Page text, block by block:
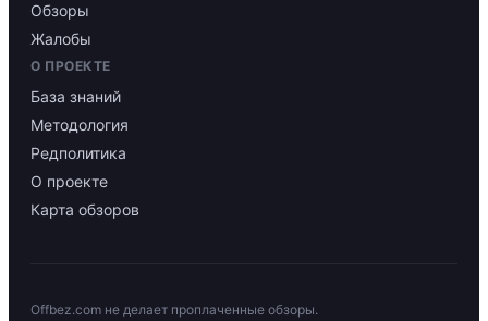
Обзоры
Жалобы
О ПРОЕКТЕ
База знаний
Методология
Редполитика
О проекте
Карта обзоров
Offbez.com не делает проплаченные обзоры.